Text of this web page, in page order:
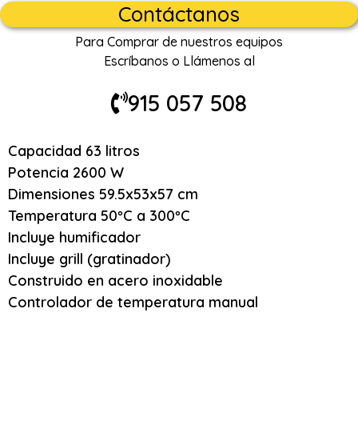
Contáctanos
Para Comprar de nuestros equipos
Escríbanos o Llámenos al
915 057 508
Capacidad 63 litros
Potencia 2600 W
Dimensiones 59.5x53x57 cm
Temperatura 50ºC a 300ºC
Incluye humificador
Incluye grill (gratinador)
Construido en acero inoxidable
Controlador de temperatura manual